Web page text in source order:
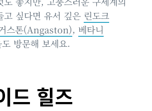
고 싶다면 유서 깊은 린도크
스톤(Angaston), 베타니
도 방문해 보세요.
드 힐즈